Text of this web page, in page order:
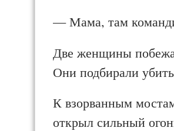
— Мама, там
Две женщины
Они подбирали
К взорванным
открыл сильный